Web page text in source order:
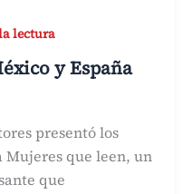
lectura
y España
presentó los
Mujeres que leen, un
que